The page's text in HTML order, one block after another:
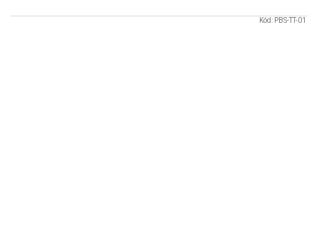
Kód: PBS-TT-01